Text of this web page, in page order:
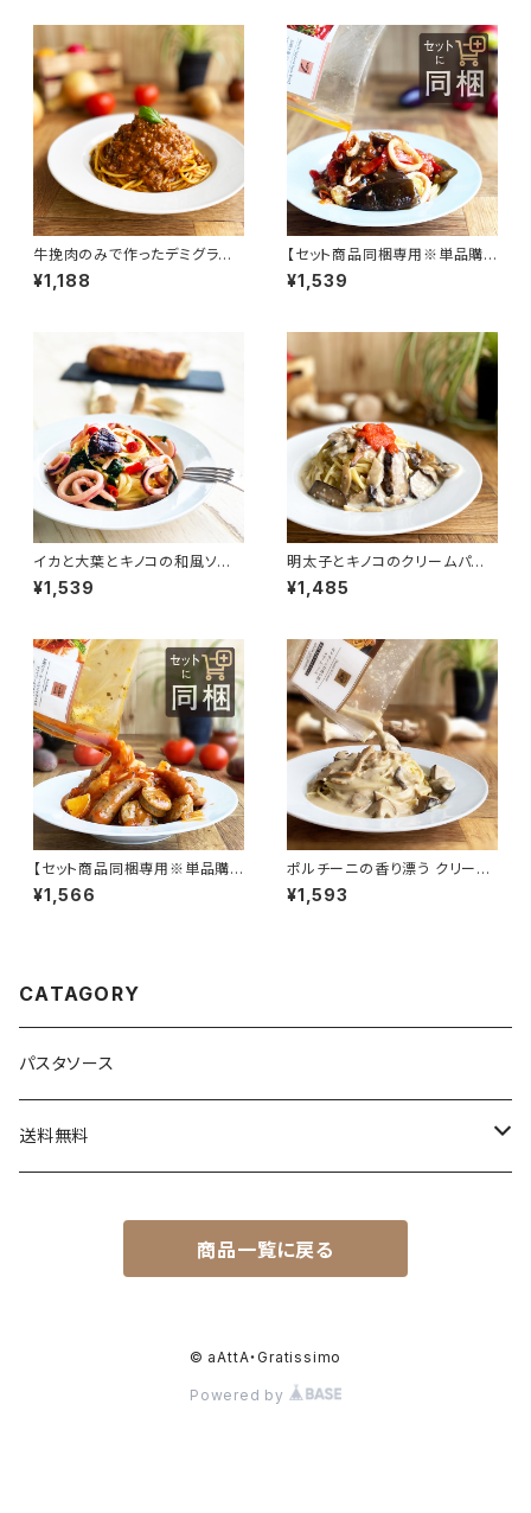
牛挽肉のみで作ったデミグラス
ミートソース
¥1,188
【セット商品同梱専用※単品購
入不可】烏賊と茄子とパプリカ
の ペペロンチーノソース〔大辛〕
¥1,539
イカと大葉とキノコの和風ソー
ス
¥1,539
明太子とキノコのクリームパスタ
ソース
¥1,485
【セット商品同梱専用※単品購
入不可】3種のソーセージとジャ
ガイモのアラビアータ（辛口）
¥1,566
ポルチーニの香り漂う クリーム
ソース
¥1,593
CATAGORY
パスタソース
送料無料
トライアルセット
商品一覧に戻る
© aAttA・Gratissimo
Powered by